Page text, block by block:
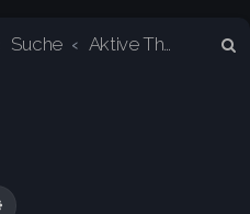
Suche
Erweiterte Suche